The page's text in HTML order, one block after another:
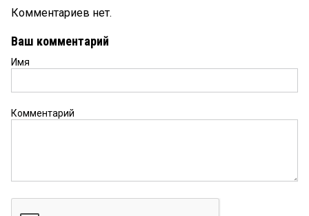
Комментариев нет.
Ваш комментарий
Имя
Комментарий